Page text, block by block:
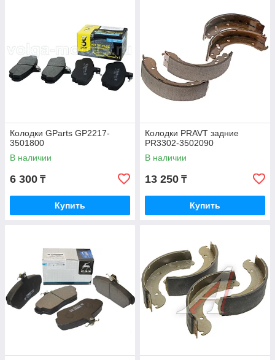
Колодки GParts GP2217-
3501800
В наличии
6 300 ₸
Купить
Колодки PRAVT задние
PR3302-3502090
В наличии
13 250 ₸
Купить